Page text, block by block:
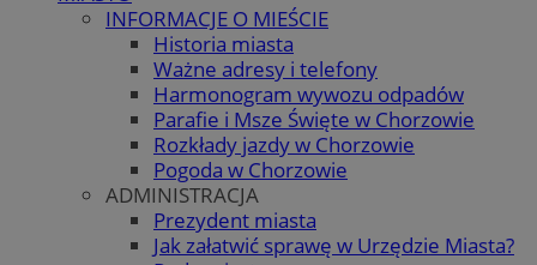
INFORMACJE O MIEŚCIE
Historia miasta
Ważne adresy i telefony
Harmonogram wywozu odpadów
Parafie i Msze Święte w Chorzowie
Rozkłady jazdy w Chorzowie
Pogoda w Chorzowie
ADMINISTRACJA
Prezydent miasta
Jak załatwić sprawę w Urzędzie Miasta?